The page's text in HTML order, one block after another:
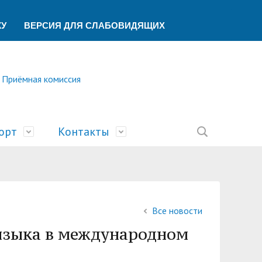
ВЕРСИЯ ДЛЯ СЛАБОВИДЯЩИХ
Приёмная комиссия
и финансового контроля
образования
и университеты»
Контакты
Все новости
в международном